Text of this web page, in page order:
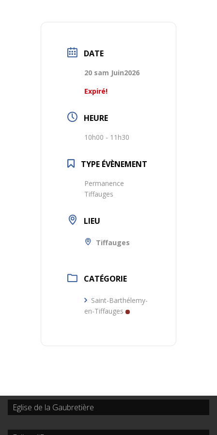
DATE
20 sam Juin2026
Expiré!
HEURE
10h00 - 11h30
TYPE ÉVÈNEMENT
Permanence
Tiffauges
LIEU
Tiffauges
CATÉGORIE
Saint-Barthélemy-
en-Tiffauges
Eglise de la Gaubretière